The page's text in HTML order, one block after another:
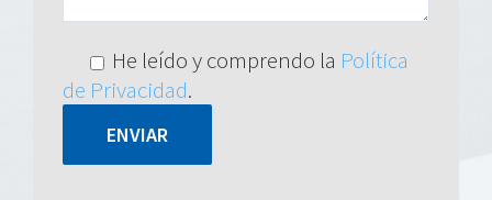
He leído y comprendo la Política
de Privacidad.